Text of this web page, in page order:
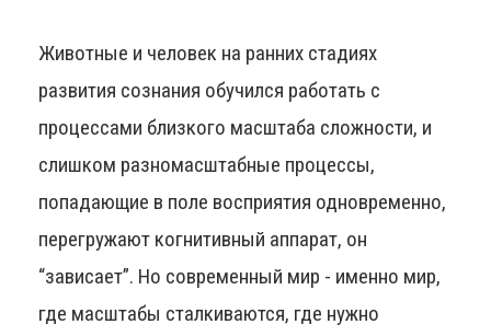
Животные и человек на ранних стадиях
развития сознания обучился работать с
процессами близкого масштаба сложности, и
слишком разномасштабные процессы,
попадающие в поле восприятия одновременно,
перегружают когнитивный аппарат, он
“зависает”. Но современный мир - именно мир,
где масштабы сталкиваются, где нужно